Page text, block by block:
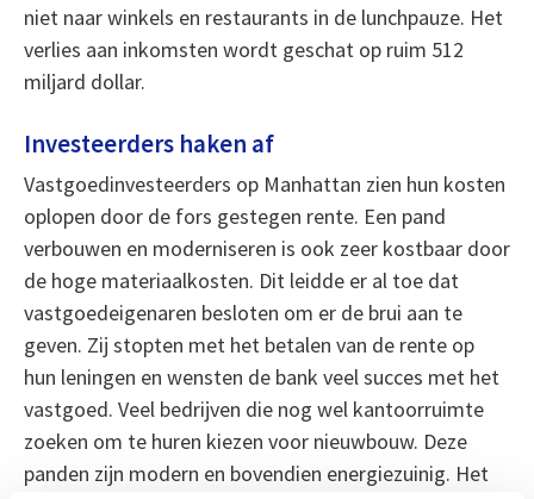
niet naar winkels en restaurants in de lunchpauze. Het
verlies aan inkomsten wordt geschat op ruim 512
miljard dollar.
Investeerders haken af
Vastgoedinvesteerders op Manhattan zien hun kosten
oplopen door de fors gestegen rente. Een pand
verbouwen en moderniseren is ook zeer kostbaar door
de hoge materiaalkosten. Dit leidde er al toe dat
vastgoedeigenaren besloten om er de brui aan te
geven. Zij stopten met het betalen van de rente op
hun leningen en wensten de bank veel succes met het
vastgoed. Veel bedrijven die nog wel kantoorruimte
zoeken om te huren kiezen voor nieuwbouw. Deze
panden zijn modern en bovendien energiezuinig. Het